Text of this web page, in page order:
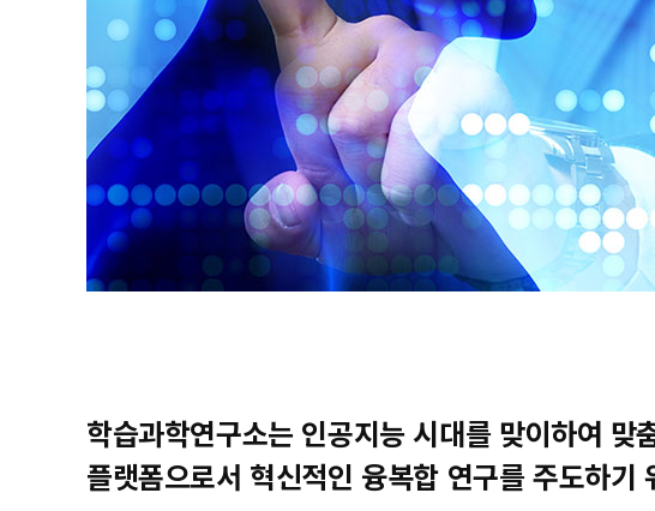
학습과학연구소는 인공지능 시대를 맞이하여
플랫폼으로서 혁신적인 융복합 연구를 주도하